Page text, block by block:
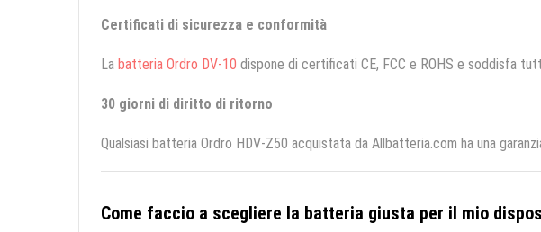
Certificati di sicurezza e conformità
La batteria Ordro DV-10 dispone di certificati CE, FCC e ROHS e soddisfa
30 giorni di diritto di ritorno
Qualsiasi batteria Ordro HDV-Z50 acquistata da Allbatteria.com ha una
Come faccio a scegliere la batteria giusta per il mio